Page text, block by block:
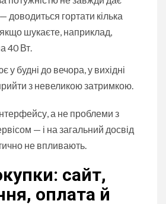
доводиться гортати кілька
шукаєте, наприклад,
40 Вт.
будні до вечора, у вихідні
з невеликою затримкою.
а не проблеми з
— і на загальний досвід
не впливають.
сайт,
оплата й